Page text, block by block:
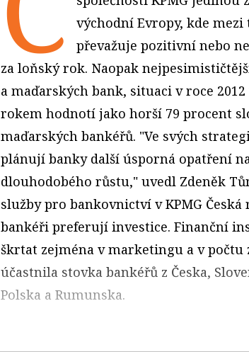
východní Evropy, kde
převažuje pozitivní nebo
za loňský rok. Naopak
a maďarských bank, situaci v roce
rokem hodnotí jako horší 79 procent
maďarských bankéřů. "Ve svých
plánují banky další úsporná opatření
dlouhodobého růstu," uvedl Zdeněk
služby pro bankovnictví v KPMG Česká
bankéři preferují investice. Finanční
škrtat zejména v marketingu a v počtu
účastnila stovka bankéřů z Česka,
Polska a Rumunska.